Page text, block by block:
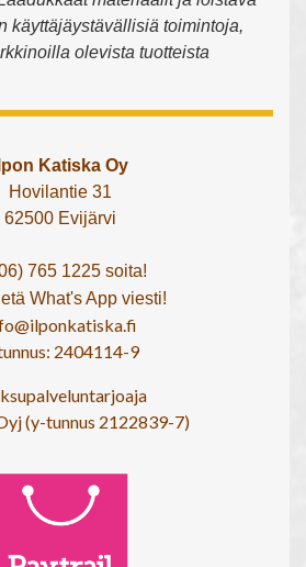
käyttäjäystävällisiä toimintoja,
olevista tuotteista
Ilpon Katiska Oy
Hovilantie 31
62500 Evijärvi
765 1225 soita!
What's App viesti!
2404114-9
(y-tunnus 2122839-7)